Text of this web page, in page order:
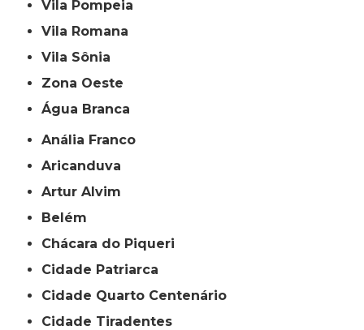
Vila Pompeia
Vila Romana
Vila Sônia
Zona Oeste
Água Branca
Anália Franco
Aricanduva
Artur Alvim
Belém
Chácara do Piqueri
Cidade Patriarca
Cidade Quarto Centenário
Cidade Tiradentes